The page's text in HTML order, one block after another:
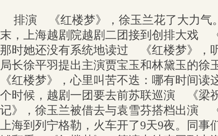
排演 《红楼梦》，徐玉兰花了大力气
末，上海越剧院越剧二团接到创排大戏
那时她还没有系统地读过 《红楼梦》，
局长徐平羽提出主演贾宝玉和林黛玉的徐
《红楼梦》，心里叫苦不迭：哪有时间
个时候，越剧一团要去前苏联巡演 《
记》，徐玉兰被借去与袁雪芬搭档出演
上海到列宁格勒，火车开了9天9夜。同事